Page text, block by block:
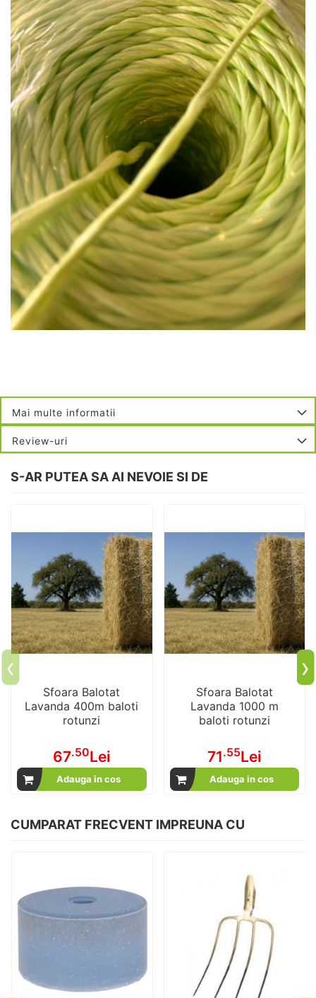
Mai multe informatii
Review-uri
S-AR PUTEA SA AI NEVOIE SI DE
Sfoara Balotat
Lavanda 400m baloti
rotunzi
67.50Lei
Adauga in cos
Sfoara Balotat
Lavanda 1000 m
baloti rotunzi
71.55Lei
Adauga in cos
‹ ›
CUMPARAT FRECVENT IMPREUNA CU